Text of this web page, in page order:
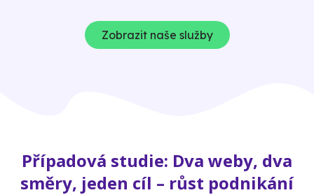
Zobrazit naše služby
Případová studie: Dva weby, dva
směry, jeden cíl – růst podnikání